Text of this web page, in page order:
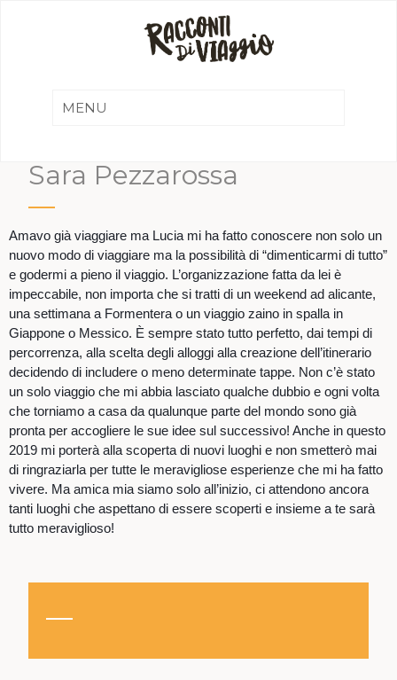
Sara Pezzarossa
Amavo già viaggiare ma Lucia mi ha fatto conoscere non solo un
nuovo modo di viaggiare ma la possibilità di “dimenticarmi di tutto”
e godermi a pieno il viaggio. L’organizzazione fatta da lei è
impeccabile, non importa che si tratti di un weekend ad alicante,
una settimana a Formentera o un viaggio zaino in spalla in
Giappone o Messico. È sempre stato tutto perfetto, dai tempi di
percorrenza, alla scelta degli alloggi alla creazione dell’itinerario
decidendo di includere o meno determinate tappe. Non c’è stato
un solo viaggio che mi abbia lasciato qualche dubbio e ogni volta
che torniamo a casa da qualunque parte del mondo sono già
pronta per accogliere le sue idee sul successivo! Anche in questo
2019 mi porterà alla scoperta di nuovi luoghi e non smetterò mai
di ringraziarla per tutte le meravigliose esperienze che mi ha fatto
vivere. Ma amica mia siamo solo all’inizio, ci attendono ancora
tanti luoghi che aspettano di essere scoperti e insieme a te sarà
tutto meraviglioso!